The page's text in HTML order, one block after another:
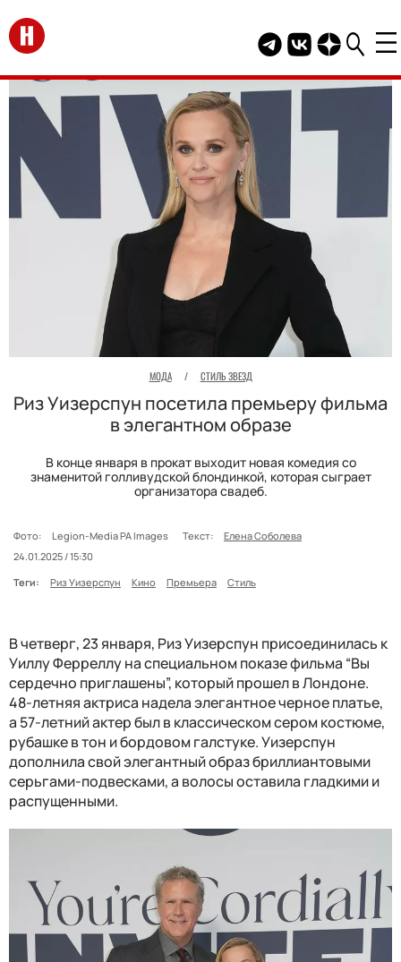
Перейти на главную
Telegram канал
Группа HELLO
Канал
МОДА / СТИЛЬ ЗВЕЗД
Риз Уизерспун посетила премьеру фильма
в элегантном образе
В конце января в прокат выходит новая комедия со
знаменитой голливудской блондинкой, которая сыграет
организатора свадеб.
Фото: Legion-Media PA Images Текст:
Елена Соболева
24.01.2025 / 15:30
Теги:
Риз Уизерспун Кино Премьера Стиль
В четверг, 23 января, Риз Уизерспун присоединилась к
Уиллу Ферреллу на специальном показе фильма “Вы
сердечно приглашены”, который прошел в Лондоне.
48-летняя актриса надела элегантное черное платье,
а 57-летний актер был в классическом сером костюме,
рубашке в тон и бордовом галстуке. Уизерспун
дополнила свой элегантный образ бриллиантовыми
серьгами-подвесками, а волосы оставила гладкими и
распущенными.